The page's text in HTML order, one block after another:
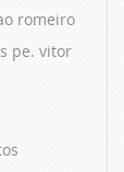
romeiro
pe. vitor